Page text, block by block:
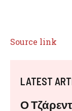
Source link
LATEST
Ο